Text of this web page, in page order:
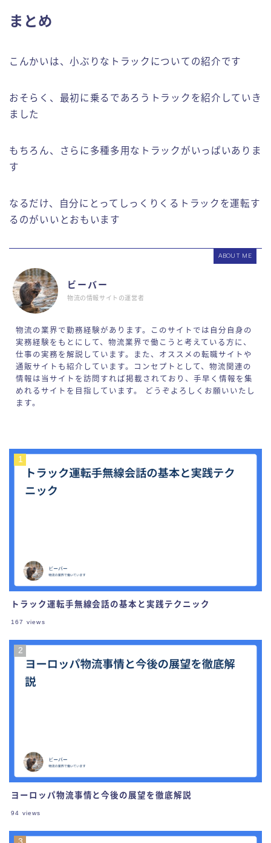
まとめ
こんかいは、小ぶりなトラックについての紹介です
おそらく、最初に乗るであろうトラックを紹介していき
ました
もちろん、さらに多種多用なトラックがいっぱいありま
す
なるだけ、自分にとってしっくりくるトラックを運転す
るのがいいとおもいます
ABOUT ME
ビーバー
物流の情報サイトの運営者
物流の業界で勤務経験があります。このサイトでは自分自身の
実務経験をもとにして、物流業界で働こうと考えている方に、
仕事の実務を解説しています。また、オススメの転職サイトや
通販サイトも紹介しています。コンセプトとして、物流関連の
情報は当サイトを訪問すれば掲載されており、手早く情報を集
めれるサイトを目指しています。 どうぞよろしくお願いいたし
ます。
トラック運転手無線会話の基本と実践テクニック
167 views
ヨーロッパ物流事情と今後の展望を徹底解説
94 views